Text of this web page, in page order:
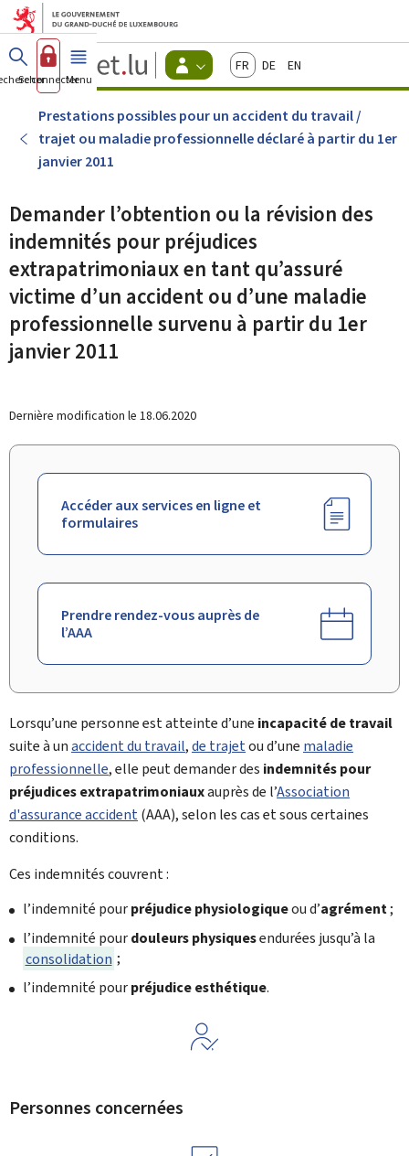
Aller au menu principal
Aller au contenu
Guichet.lu
Changer
d'espace
Menu
citoyens
FrançaisDeutschEnglish
Se connecterMenu principal
Prestations possibles pour un accident du travail /
trajet ou maladie professionnelle déclaré à partir du 1er
janvier 2011
Demander l’obtention ou la révision des
indemnités pour préjudices
extrapatrimoniaux en tant qu’assuré
victime d’un accident ou d’une maladie
professionnelle survenu à partir du 1er
janvier 2011
Dernière modification le 18.06.2020
Accéder aux services en ligne et
formulaires
Prendre rendez-vous auprès de
l’AAA
Lorsqu’une personne est atteinte d’une incapacité de travail
suite à unaccident du travail,de trajetou d’une maladie
professionnelle, elle peut demander des indemnités pour
préjudices extrapatrimoniauxauprès de l’Association
d'assurance accident(AAA), selon les cas et sous certaines
conditions.
Ces indemnités couvrent :
l’indemnité pourpréjudice physiologiqueou d’agrément;
l’indemnité pourdouleurs physiquesendurées jusqu’à la
consolidation ;
l’indemnité pourpréjudice esthétique.
Personnes concernées